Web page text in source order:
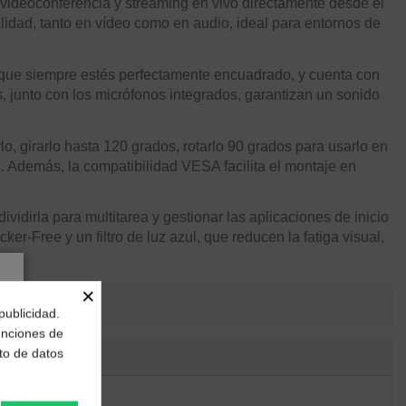
y streaming en vivo directamente desde el
tanto en vídeo como en audio, ideal para entornos de
siempre estés perfectamente encuadrado, y cuenta con
con los micrófonos integrados, garantizan un sonido
girarlo hasta 120 grados, rotarlo 90 grados para usarlo en
la compatibilidad VESA facilita el montaje en
para multitarea y gestionar las aplicaciones de inicio
Free y un filtro de luz azul, que reducen la fatiga visual,
×
de
de datos